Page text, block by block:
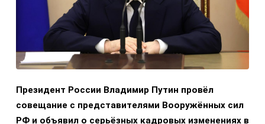
Президент России Владимир Путин провёл
совещание с представителями Вооружённых сил
РФ и объявил о серьёзных кадровых изменениях в